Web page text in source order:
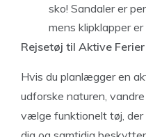
sko! Sandaler er
mens klipklapper
Rejsetøj til Aktive Ferier
Hvis du planlægger en
udforske naturen,
vælge funktionelt tøj,